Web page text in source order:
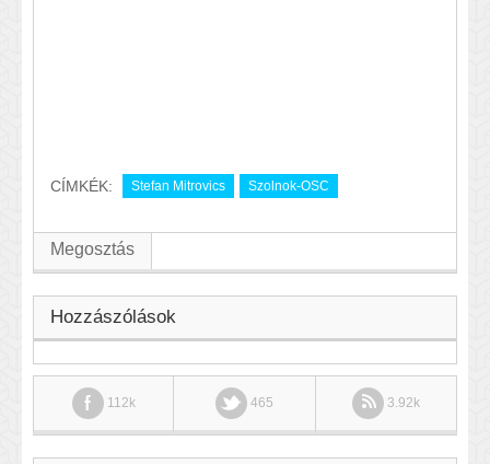
CÍMKÉK: Stefan Mitrovics Szolnok-OSC
Megosztás
Hozzászólások
112k 465 3.92k